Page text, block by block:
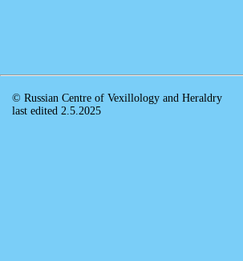
© Russian Centre of Vexillology and Heraldry
last edited 2.5.2025